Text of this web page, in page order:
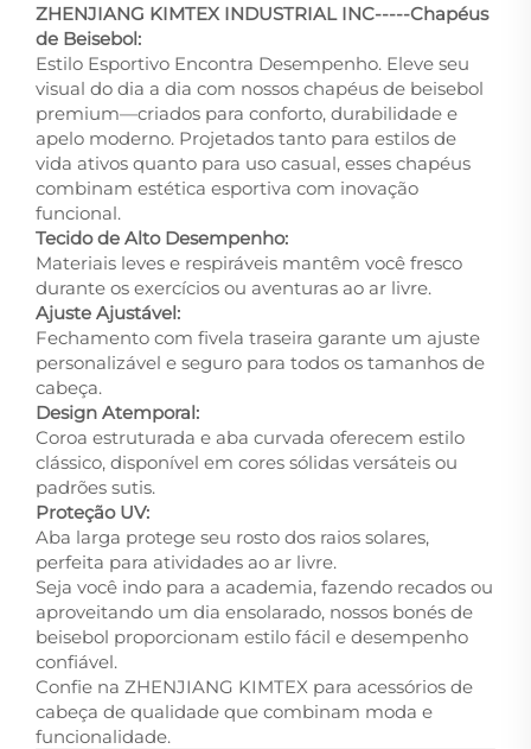
ZHENJIANG KIMTEX INDUSTRIAL INC-----Chapéus
de Beisebol:
Estilo Esportivo Encontra Desempenho. Eleve seu
visual do dia a dia com nossos chapéus de beisebol
premium—criados para conforto, durabilidade e
apelo moderno. Projetados tanto para estilos de
vida ativos quanto para uso casual, esses chapéus
combinam estética esportiva com inovação
funcional.
Tecido de Alto Desempenho:
Materiais leves e respiráveis mantêm você fresco
durante os exercícios ou aventuras ao ar livre.
Ajuste Ajustável:
Fechamento com fivela traseira garante um ajuste
personalizável e seguro para todos os tamanhos de
cabeça.
Design Atemporal:
Coroa estruturada e aba curvada oferecem estilo
clássico, disponível em cores sólidas versáteis ou
padrões sutis.​
Proteção UV:
Aba larga protege seu rosto dos raios solares,
perfeita para atividades ao ar livre.​
Seja você indo para a academia, fazendo recados ou
aproveitando um dia ensolarado, nossos bonés de
beisebol proporcionam estilo fácil e desempenho
confiável.
Confie na ZHENJIANG KIMTEX para acessórios de
cabeça de qualidade que combinam moda e
funcionalidade.